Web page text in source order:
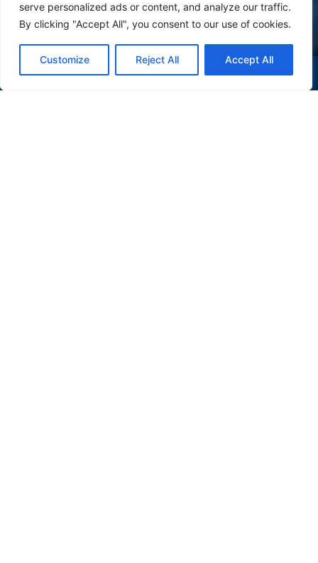
serve personalized ads or content, and analyze our traffic.
By clicking "Accept All", you consent to our use of cookies.
Customize Reject All Accept All
(47) 9 9977-7630